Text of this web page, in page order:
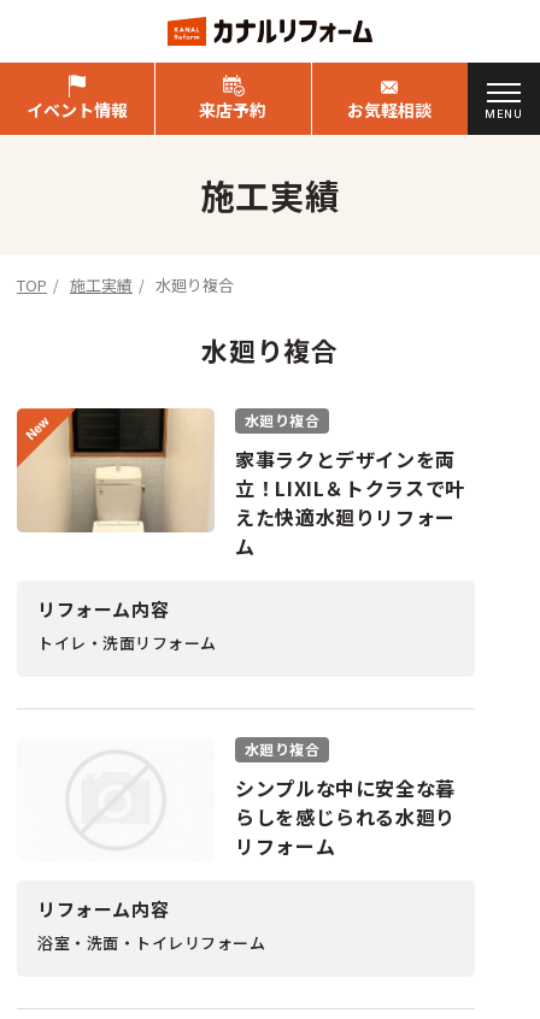
イベント情報 来店予約 お気軽相談 MENU
施工実績
TOP 施工実績 水廻り複合
水廻り複合
水廻り複合
家事ラクとデザインを両
立！LIXIL＆トクラスで叶
えた快適水廻りリフォー
ム
リフォーム内容
トイレ・洗面リフォーム
水廻り複合
シンプルな中に安全な暮
らしを感じられる水廻り
リフォーム
リフォーム内容
浴室・洗面・トイレリフォーム